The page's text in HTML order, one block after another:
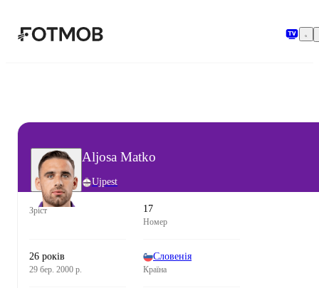
Aljosa Matko
Ujpest
Зріст 17
Номер
26 років
29 бер. 2000 р.
Словенія
Країна